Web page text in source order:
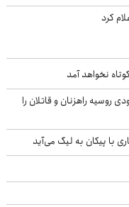
کرد
نخواهد آمد
روسیه راهزنان و قاتلان را
با پیکان به لیگ می‌آید